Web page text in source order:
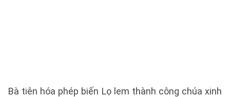
Bà tiên hóa phép biến Lọ lem thành công chúa xinh